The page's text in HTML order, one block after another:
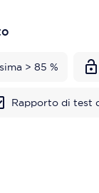
> 85 %
Rapporto di test